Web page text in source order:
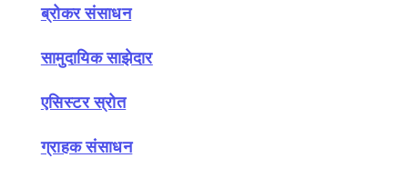
ब्रोकर संसाधन
सामुदायिक साझेदार
एसिस्टर स्रोत
ग्राहक संसाधन